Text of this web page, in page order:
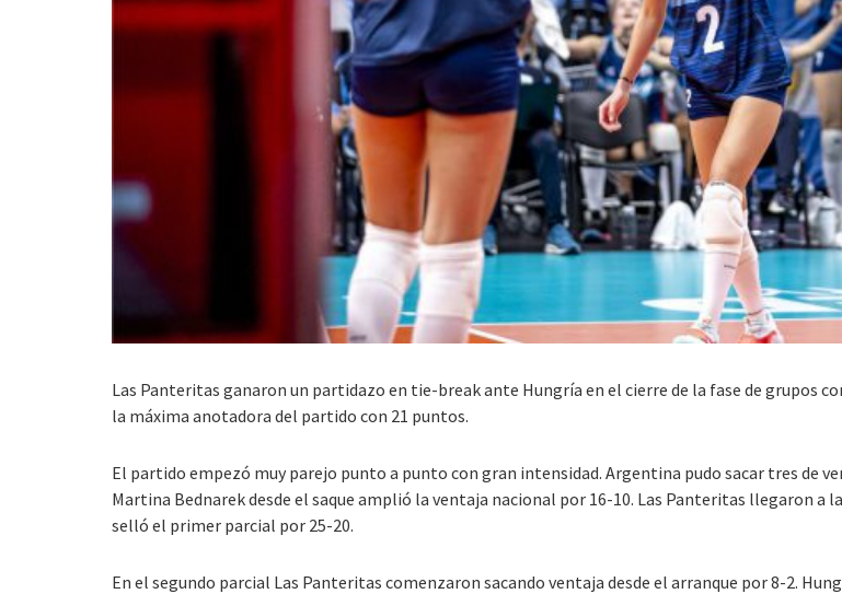
Las Panteritas ganaron un partidazo en tie-break ante Hungría en el cierre de la fase de grupos
la máxima anotadora del partido con 21 puntos.
El partido empezó muy parejo punto a punto con gran intensidad. Argentina pudo sacar tres de
Martina Bednarek desde el saque amplió la ventaja nacional por 16-10. Las Panteritas llegaron a
selló el primer parcial por 25-20.
En el segundo parcial Las Panteritas comenzaron sacando ventaja desde el arranque por 8-2.